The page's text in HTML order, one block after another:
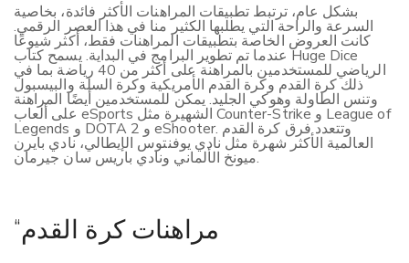
بشكل عام، ترتبط تطبيقات المراهنات الأكثر فائدة، بخاصية
السرعة والراحة التي يطلبها الكثير منا في هذا العصر الرقمي.
كانت العروض الخاصة بتطبيقات المراهنات فقط، أكثر شيوعًا
عندما تم تطوير البرامج في البداية. يسمح كتاب Huge Dice
الرياضي للمستخدمين بالمراهنة على أكثر من 40 رياضة بما في
ذلك كرة القدم وكرة القدم الأمريكية وكرة السلة والبيسبول
وتنس الطاولة وهوكي الجليد. يمكن للمستخدمين أيضًا المراهنة
على ألعاب eSports الشهيرة مثل Counter-Strike و League of
Legends و DOTA 2 و eShooter. وتتعدد فرق كرة القدم
العالمية الأكثر شهرة مثل نادي يوفنتوس الإيطالي، نادي بايرن
ميونخ الألماني ونادي باريس سان جيرمان.
“مراهنات كرة القدم